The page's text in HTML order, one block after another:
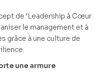
de ‘Leadership à Cœur
le management et à
grâce à une culture de
une armure